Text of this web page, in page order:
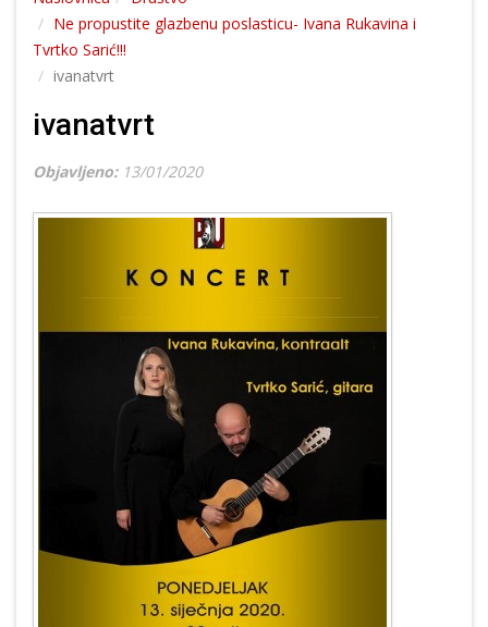
Ne propustite glazbenu poslasticu- Ivana Rukavina i
Tvrtko Sarić!!!
ivanatvrt
ivanatvrt
Objavljeno: 13/01/2020